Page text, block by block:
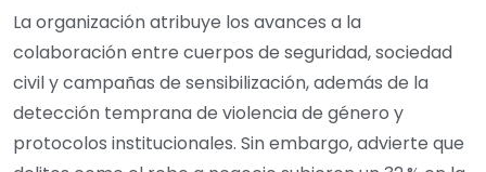
La organización atribuye los avances a la
colaboración entre cuerpos de seguridad, sociedad
civil y campañas de sensibilización, además de la
detección temprana de violencia de género y
protocolos institucionales. Sin embargo, advierte que